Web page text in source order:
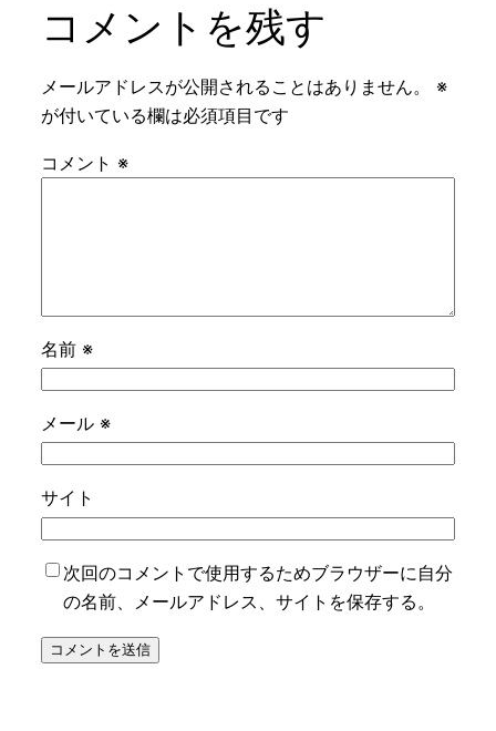
コメントを残す
メールアドレスが公開されることはありません。
※
が付いている欄は必須項目です
コメント ※
名前 ※
メール ※
サイト
次回のコメントで使用するためブラウザーに自分
の名前、メールアドレス、サイトを保存する。